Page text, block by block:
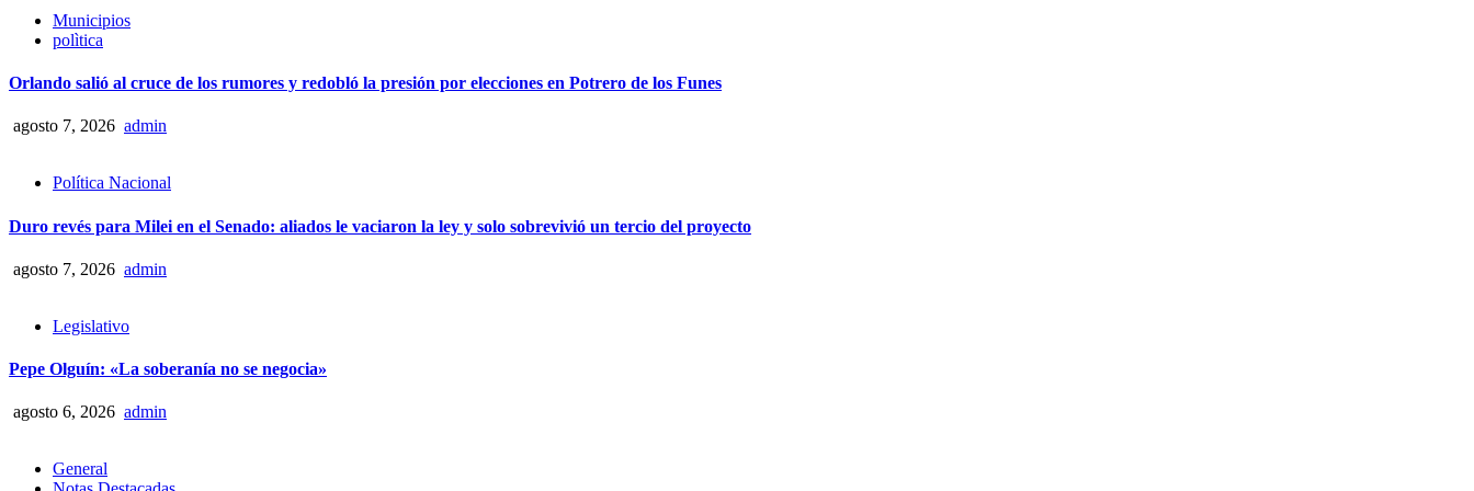
Municipios
polìtica
Orlando salió al cruce de los rumores y redobló la presión por elecciones en Potrero de los Funes
agosto 7, 2026 admin
Política Nacional
Duro revés para Milei en el Senado: aliados le vaciaron la ley y solo sobrevivió un tercio del proyecto
agosto 7, 2026 admin
Legislativo
Pepe Olguín: «La soberanía no se negocia»
agosto 6, 2026 admin
General